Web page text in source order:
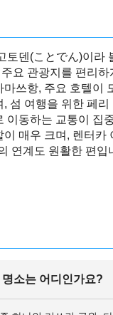
토덴(ことでん)이라
요 관광지를 편리하
쓰항, 주요 호텔이
섬 여행을 위한 페리
이동하는 교통이 집
매우 크며, 렌터카
연계도 원활한 편입
소는 어디인가요?